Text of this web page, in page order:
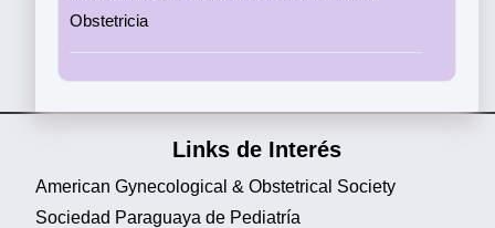
Obstetricia
Links de Interés
American Gynecological & Obstetrical Society
Sociedad Paraguaya de Pediatría